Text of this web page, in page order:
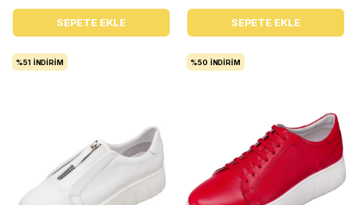
SEPETE EKLE SEPETE EKLE
%51 İNDIRIM %50 İNDIRIM